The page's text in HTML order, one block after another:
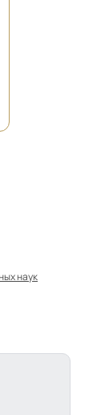
наук